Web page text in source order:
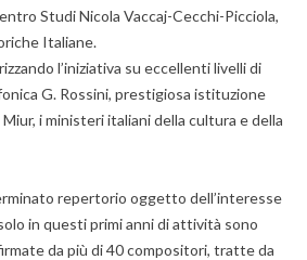
Studi Nicola Vaccaj-Cecchi-Picciola,
Italiane.
l’iniziativa su eccellenti livelli di
G. Rossini, prestigiosa istituzione
i ministeri italiani della cultura e della
repertorio oggetto dell’interesse
in questi primi anni di attività sono
da più di 40 compositori, tratte da